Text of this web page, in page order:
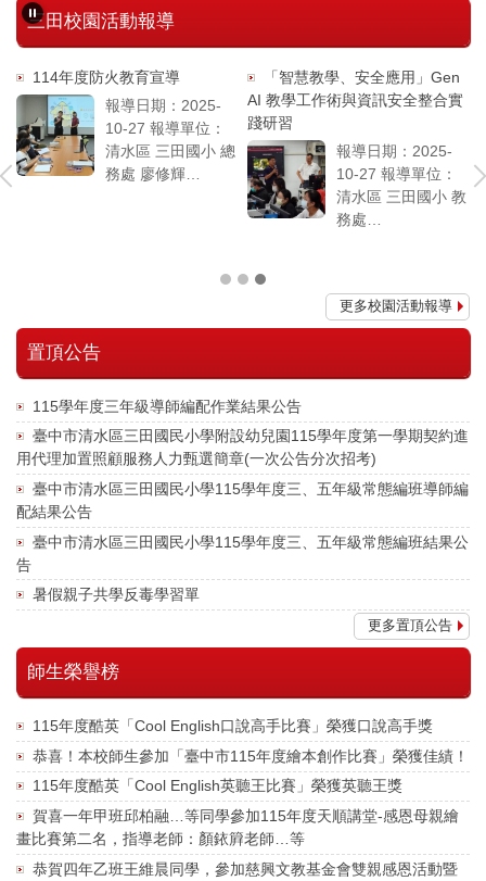
三田校園活動報導
114年度防火教育宣導
報導日期：2025-
10-27 報導單位：
清水區 三田國小 總
務處 廖修輝
動」，由消防局人
影片等實例示範解
災的危險性與預防
的重要。
除了防火...
「智慧教學、安全應用」Gen
AI 教學工作術與資訊安全整合實
踐研習
報導日期：2025-
10-27 報導單位：
清水區 三田國小 教
務處
術與資訊安全整合
實踐」為主題的研
數位學習與人工智
力。活動由鄭昌和
講師主導，結合數
位學...
更多校園活動報導
置頂公告
115學年度三年級導師編配作業結果公告
臺中市清水區三田國民小學附設幼兒園115學年度第一學期契約進
用代理加置照顧服務人力甄選簡章(一次公告分次招考)
臺中市清水區三田國民小學115學年度三、五年級常態編班導師編
配結果公告
臺中市清水區三田國民小學115學年度三、五年級常態編班結果公
告
暑假親子共學反毒學習單
更多置頂公告
師生榮譽榜
115年度酷英「Cool English口說高手比賽」榮獲口說高手獎
恭喜！本校師生參加「臺中市115年度繪本創作比賽」榮獲佳績！
115年度酷英「Cool English英聽王比賽」榮獲英聽王獎
賀喜一年甲班邱柏融…等同學參加115年度天順講堂-感恩母親繪
畫比賽第二名，指導老師：顏銥簈老師…等
恭賀四年乙班王維晨同學，參加慈興文教基金會雙親感恩活動暨